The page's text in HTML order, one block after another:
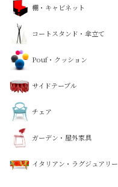
棚・キャビネット
コートスタンド・傘立て
Pouf・クッション
サイドテーブル
チェア
ガーデン・屋外家具
イタリアン・ラグジュアリー